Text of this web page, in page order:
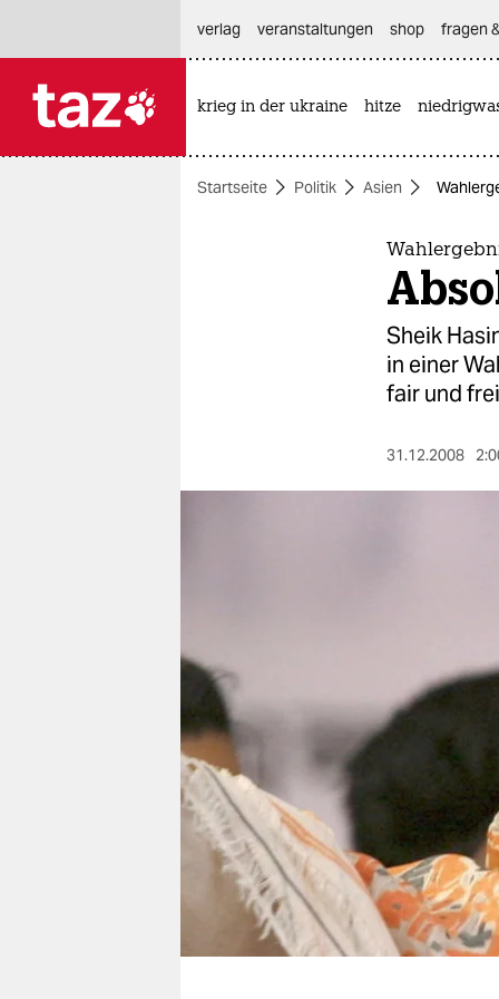
themen
verlag
veranstaltungen
shop
fragen & hilfe
unterstützen
genossenschaft
verlag
veranstaltungen shop fragen
krieg in der ukraine hitze
Startseite Politik Asien
Sheik
in einer
fair und
31.12.2008